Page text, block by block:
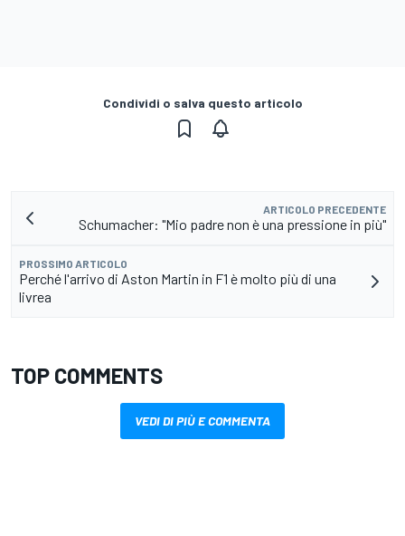
Condividi o salva questo articolo
ARTICOLO PRECEDENTE
Schumacher: "Mio padre non è una pressione in più"
PROSSIMO ARTICOLO
Perché l'arrivo di Aston Martin in F1 è molto più di una
livrea
TOP COMMENTS
VEDI DI PIÙ E COMMENTA